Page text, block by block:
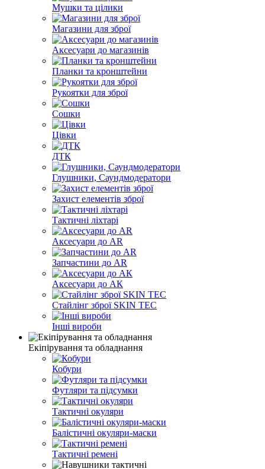
Мушки та цілики
Магазини для зброї
Аксесуари до магазинів
Планки та кронштейни
Рукоятки для зброї
Сошки
Цівки
ДТК
Глушники, Саундмодератори
Захист елементів зброї
Тактичні ліхтарі
Аксесуари до AR
Запчастини до AR
Аксесуари до АК
Стайлінг зброї SKIN TEC
Інші вироби
Екіпірування та обладнання
Кобури
Футляри та підсумки
Тактичні окуляри
Балістичні окуляри-маски
Тактичні ремені